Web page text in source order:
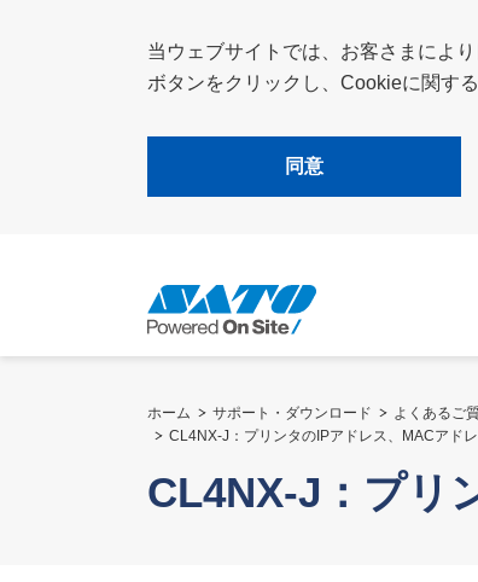
当ウェブサイトでは、お客さまによ
ボタンをクリックし、Cookieに関す
同意
ホーム サポート・ダウンロード よくあるご
CL4NX-J：プリンタのIPアドレス、MACアドレ
CL4NX-J：プリ